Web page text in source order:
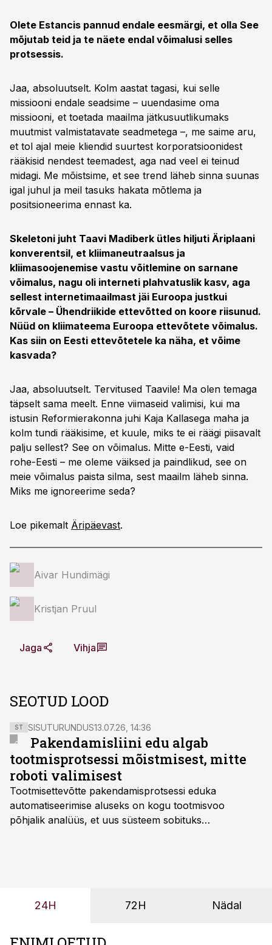
Olete Estancis pannud endale eesmärgi, et olla See
mõjutab teid ja te näete endal võimalusi selles
protsessis.
Jaa, absoluutselt. Kolm aastat tagasi, kui selle
missiooni endale seadsime – uuendasime oma
missiooni, et toetada maailma jätkusuutlikumaks
muutmist valmistatavate seadmetega –, me saime aru,
et tol ajal meie kliendid suurtest korporatsioonidest
rääkisid nendest teemadest, aga nad veel ei teinud
midagi. Me mõistsime, et see trend läheb sinna suunas
igal juhul ja meil tasuks hakata mõtlema ja
positsioneerima ennast ka.
Skeletoni juht Taavi Madiberk ütles hiljuti Äriplaani
konverentsil, et kliimaneutraalsus ja
kliimasoojenemise vastu võitlemine on sarnane
võimalus, nagu oli interneti plahvatuslik kasv, aga
sellest internetimaailmast jäi Euroopa justkui
kõrvale – Ühendriikide ettevõtted on koore riisunud.
Nüüd on kliimateema Euroopa ettevõtete võimalus.
Kas siin on Eesti ettevõtetele ka näha, et võime
kasvada?
Jaa, absoluutselt. Tervitused Taavile! Ma olen temaga
täpselt sama meelt. Enne viimaseid valimisi, kui ma
istusin Reformierakonna juhi Kaja Kallasega maha ja
kolm tundi rääkisime, et kuule, miks te ei räägi piisavalt
palju sellest? See on võimalus. Mitte e-Eesti, vaid
rohe-Eesti – me oleme väiksed ja paindlikud, see on
meie võimalus paista silma, sest maailm läheb sinna.
Miks me ignoreerime seda?
Loe pikemalt Äripäevast.
Aivar Hundimägi
Kristjan Pruul
Jaga Vihja
SEOTUD LOOD
ST SISUTURUNDUS13.07.26, 14:36
Pakendamisliini edu algab
tootmisprotsessi mõistmisest, mitte
roboti valimisest
Tootmisettevõtte pakendamisprotsessi eduka
automatiseerimise aluseks on kogu tootmisvoo
põhjalik analüüs, et uus süsteem sobituks
OÜ tegevjuht Sander Mitendorf.
24H 72H Nädal